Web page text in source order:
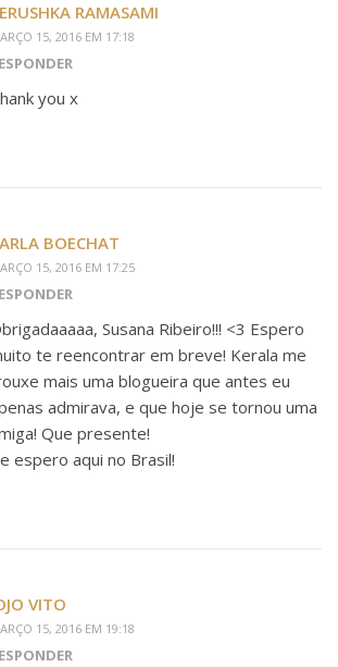
RAMASAMI
15, 2016 EM 17:18
you x
BOECHAT
15, 2016 EM 17:25
Susana Ribeiro!!! <3 Espero
te reencontrar em breve! Kerala me
mais uma blogueira que antes eu
admirava, e que hoje se tornou uma
Que presente!
espero aqui no Brasil!
VITO
15, 2016 EM 19:18